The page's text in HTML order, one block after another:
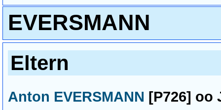
EVERSMANN
Eltern
Anton EVERSMANN [P726] oo